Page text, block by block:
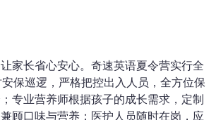
家长省心安心。奇速英语夏令营实行全
保巡逻，严格把控出入人员，全方位保
专业营养师根据孩子的成长需求，定制
顾口味与营养；医护人员随时在岗，应